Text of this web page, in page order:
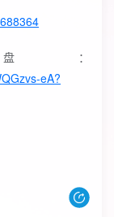
：
eA?